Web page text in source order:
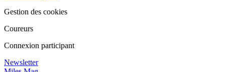
Gestion des cookies
Coureurs
Connexion participant
Newsletter